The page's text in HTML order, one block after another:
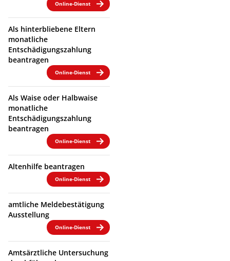
Online-Dienst
Als hinterbliebene Eltern
monatliche
Entschädigungszahlung
beantragen
Online-Dienst
Als Waise oder Halbwaise
monatliche
Entschädigungszahlung
beantragen
Online-Dienst
Altenhilfe beantragen
Online-Dienst
amtliche Meldebestätigung
Ausstellung
Online-Dienst
Amtsärztliche Untersuchung